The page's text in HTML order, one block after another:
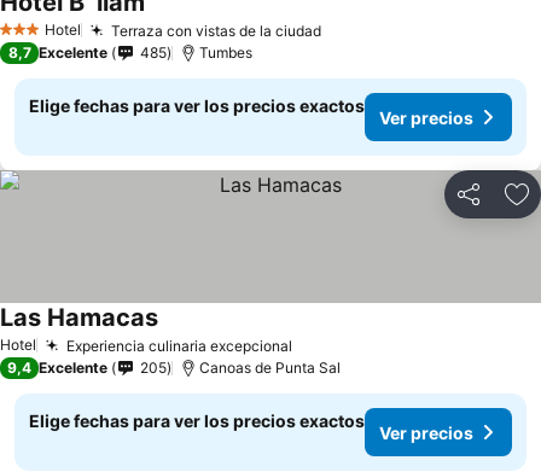
3 Estrellas
Hotel Terraza con vistas de la ciudad
8,7 Excelente 485 Tumbes
Elige fechas para ver los precios exactos
Ver precios
Compartir
Hotel Experiencia culinaria excepcional
Las Hamacas
9,4 Excelente 205 Canoas de Punta Sal
Elige fechas para ver los precios exactos
Ver precios